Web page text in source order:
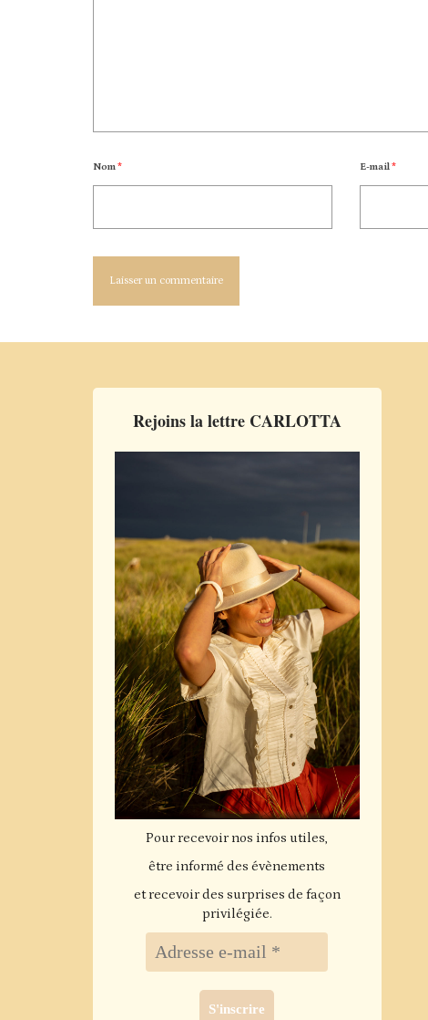
Nom* E-mail*
Rejoins la lettre CARLOTTA
Pour recevoir nos infos utiles,
être informé des évènements
et recevoir des surprises de façon
privilégiée.